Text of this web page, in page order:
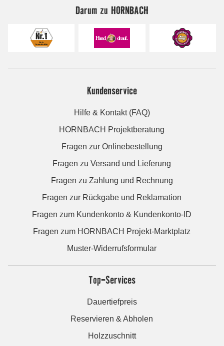
Darum zu HORNBACH
Kundenservice
Hilfe & Kontakt (FAQ)
HORNBACH Projektberatung
Fragen zur Onlinebestellung
Fragen zu Versand und Lieferung
Fragen zu Zahlung und Rechnung
Fragen zur Rückgabe und Reklamation
Fragen zum Kundenkonto & Kundenkonto-ID
Fragen zum HORNBACH Projekt-Marktplatz
Muster-Widerrufsformular
Top-Services
Dauertiefpreis
Reservieren & Abholen
Holzzuschnitt